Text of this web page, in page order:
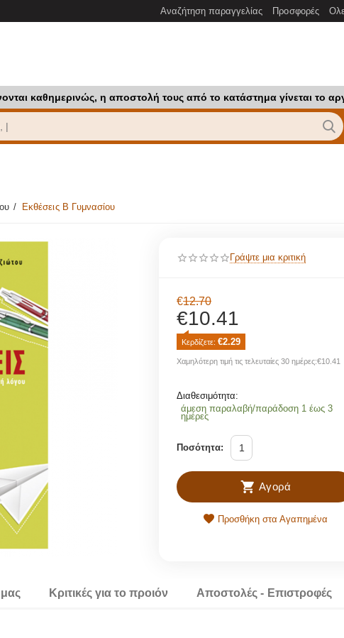
Αναζήτηση παραγγελίας Προσφορές
καθημερινώς, η αποστολή τους από το κατάστημα γίνεται το
/ Εκθέσεις Β Γυμνασίου
Γράψτε μια κριτική
€12.70
€10.41
Κερδίζετε: €2.29
Χαμηλότερη τιμή τις τελευταίες 30 ημέρες:€10.41
Διαθεσιμότητα:
άμεση παραλαβή/παράδοση 1 έως 3
ημέρες
Ποσότητα:
Αγορά
Προσθήκη στα Αγαπημένα
Κριτικές για το προιόν Αποστολές - Επιστροφές